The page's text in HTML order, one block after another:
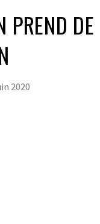
PREND
2020